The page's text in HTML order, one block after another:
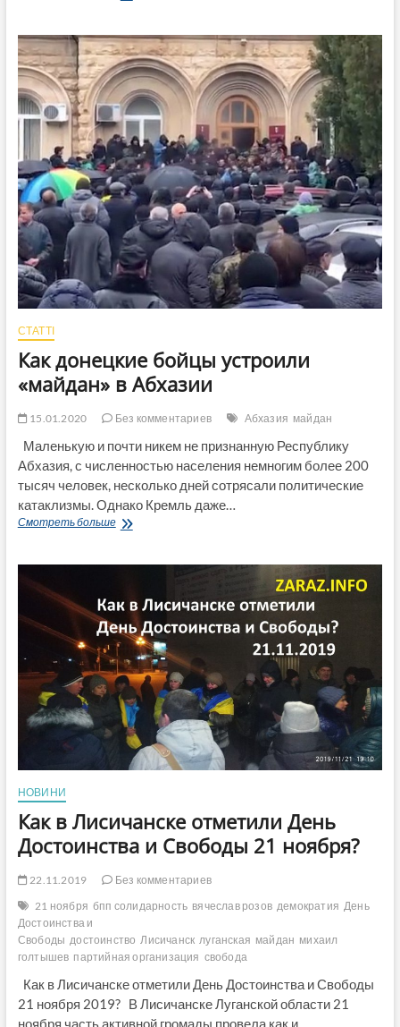
начало
гражданской
войне».
Как
в
Раде
заявление
по
Майдану
обсуждали
СТАТТІ
Как донецкие бойцы устроили
«майдан» в Абхазии
15.01.2020 Без комментариев Абхазия майдан
Маленькую и почти никем не признанную Республику
Абхазия, с численностью населения немногим более 200
тысяч человек, несколько дней сотрясали политические
катаклизмы. Однако Кремль даже…
Смотреть большеКак
в
НОВИНИ
Как в Лисичанске отметили День
Достоинства и Свободы 21 ноября?
22.11.2019
Без комментариев
21 ноября бпп солидарность вячеслав розов демократия День
Достоинства и
Свободы достоинство Лисичанск луганская майдан михаил
голтышев партийная организация свобода
Как в Лисичанске отметили День Достоинства и Свободы
21 ноября 2019? В Лисичанске Луганской области 21
ноября часть активной громады провела как и…